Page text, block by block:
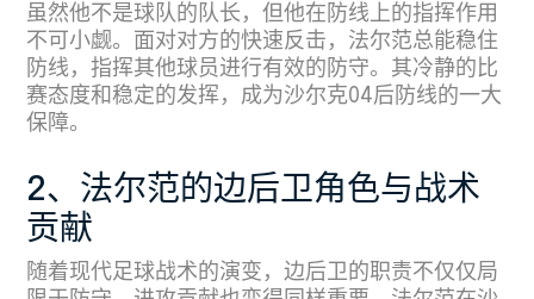
虽然他不是球队的队长，但他在防线上的指挥作用
不可小觑。面对对方的快速反击，法尔范总能稳住
防线，指挥其他球员进行有效的防守。其冷静的比
赛态度和稳定的发挥，成为沙尔克04后防线的一大
保障。
2、法尔范的边后卫角色与战术
贡献
随着现代足球战术的演变，边后卫的职责不仅仅局